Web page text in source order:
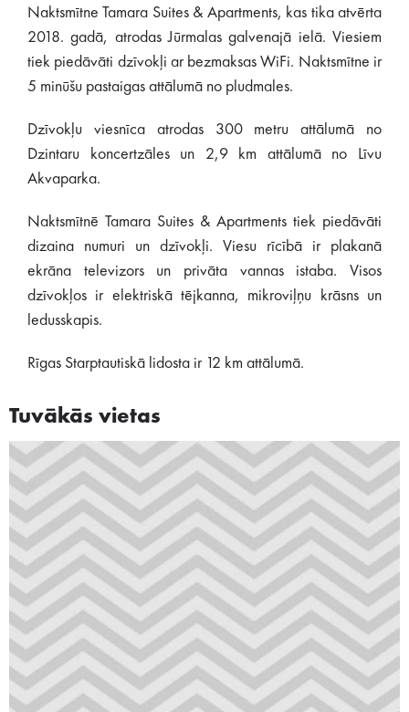
Naktsmītne Tamara Suites & Apartments, kas tika atvērta
2018. gadā, atrodas Jūrmalas galvenajā ielā. Viesiem
tiek piedāvāti dzīvokļi ar bezmaksas WiFi. Naktsmītne ir
5 minūšu pastaigas attālumā no pludmales.
Dzīvokļu viesnīca atrodas 300 metru attālumā no
Dzintaru koncertzāles un 2,9 km attālumā no Līvu
Akvaparka.
Naktsmītnē Tamara Suites & Apartments tiek piedāvāti
dizaina numuri un dzīvokļi. Viesu rīcībā ir plakanā
ekrāna televizors un privāta vannas istaba. Visos
dzīvokļos ir elektriskā tējkanna, mikroviļņu krāsns un
ledusskapis.
Rīgas Starptautiskā lidosta ir 12 km attālumā.
Tuvākās vietas